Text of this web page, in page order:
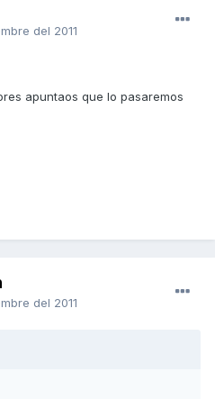
del 2011
apuntaos que lo pasaremos
del 2011